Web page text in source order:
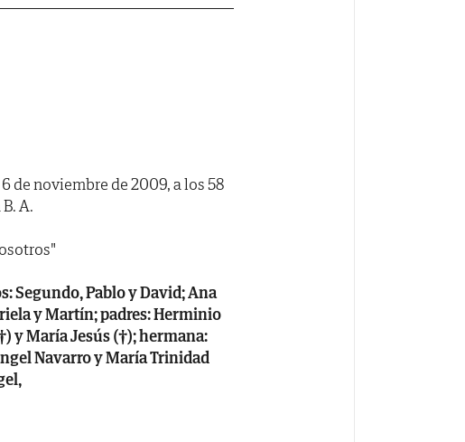
de noviembre de 2009, a los 58
A.
Segundo, Pablo y David; Ana
y Martín; padres: Herminio
y María Jesús (†); hermana:
Navarro y María Trinidad